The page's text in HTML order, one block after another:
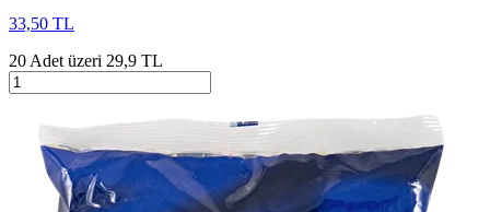
33,50 TL
20 Adet üzeri 29,9 TL